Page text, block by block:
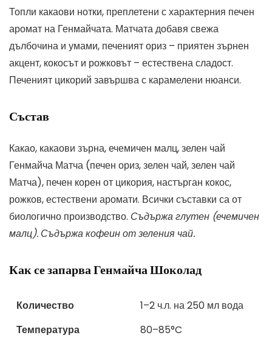
Топли какаови нотки, преплетени с характерния печен
аромат на Генмайчата. Матчата добавя свежа
дълбочина и умами, печеният ориз – приятен зърнен
акцент, кокосът и рожковът – естествена сладост.
Печеният цикорий завършва с карамелени нюанси.
Състав
Какао, какаови зърна, ечемичен малц, зелен чай
Генмайча Матча (печен ориз, зелен чай, зелен чай
Матча), печен корен от цикория, настърган кокос,
рожков, естествени аромати. Всички съставки са от
биологично производство. Съдържа глутен (ечемичен
малц). Съдържа кофеин от зеления чай.
Как се запарва Генмайча Шоколад
Количество
1–2 ч.л. на 250 мл вода
Температура
80–85°C